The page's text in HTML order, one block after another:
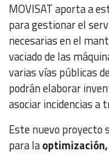
MOVISAT aporta a
para gestionar el
necesarias en el
vaciado de las
varias vías públicas
podrán elaborar
asociar incidencias a
Este nuevo proyecto
para la